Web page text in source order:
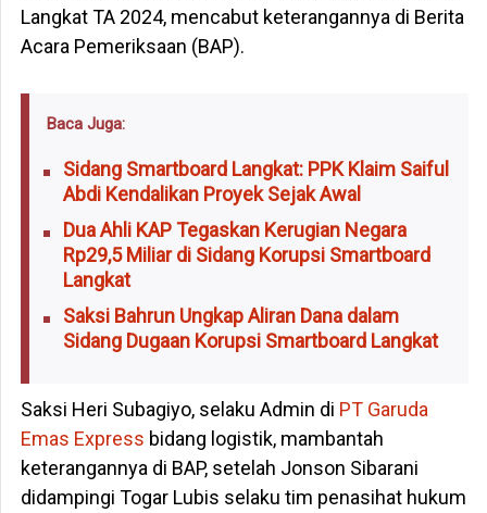
Langkat TA 2024, mencabut keterangannya di Berita
Acara Pemeriksaan (BAP).
Baca Juga:
Sidang Smartboard Langkat: PPK Klaim Saiful
Abdi Kendalikan Proyek Sejak Awal
Dua Ahli KAP Tegaskan Kerugian Negara
Rp29,5 Miliar di Sidang Korupsi Smartboard
Langkat
Saksi Bahrun Ungkap Aliran Dana dalam
Sidang Dugaan Korupsi Smartboard Langkat
Saksi Heri Subagiyo, selaku Admin di PT Garuda
Emas Express bidang logistik, mambantah
keterangannya di BAP, setelah Jonson Sibarani
didampingi Togar Lubis selaku tim penasihat hukum